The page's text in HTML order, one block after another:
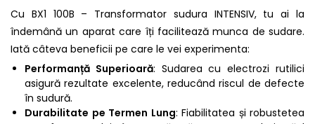
Cu BX1 100B – Transformator sudura INTENSIV, tu ai la
îndemână un aparat care îți facilitează munca de sudare.
Iată câteva beneficii pe care le vei experimenta:
Performanță Superioară: Sudarea cu electrozi rutilici
asigură rezultate excelente, reducând riscul de defecte
în sudură.
Durabilitate pe Termen Lung: Fiabilitatea și robustetea